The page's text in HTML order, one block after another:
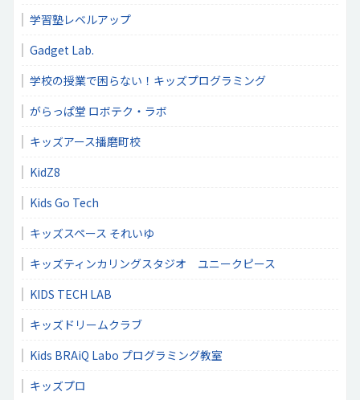
学習塾レベルアップ
Gadget Lab.
学校の授業で困らない！キッズプログラミング
がらっぱ堂 ロボテク・ラボ
キッズアース播磨町校
KidZ8
Kids Go Tech
キッズスペース それいゆ
キッズティンカリングスタジオ ユニークピース
KIDS TECH LAB
キッズドリームクラブ
Kids BRAiQ Labo プログラミング教室
キッズプロ